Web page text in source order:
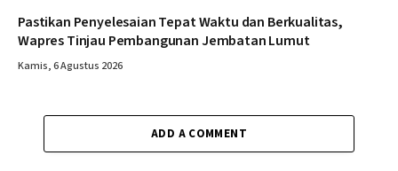
Pastikan Penyelesaian Tepat Waktu dan Berkualitas,
Wapres Tinjau Pembangunan Jembatan Lumut
Kamis, 6 Agustus 2026
ADD A COMMENT